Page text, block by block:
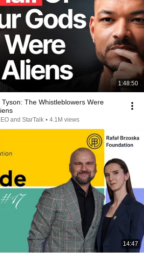
1:48:50
The Whistleblowers Were
and StarTalk • 4.1M views
14:47